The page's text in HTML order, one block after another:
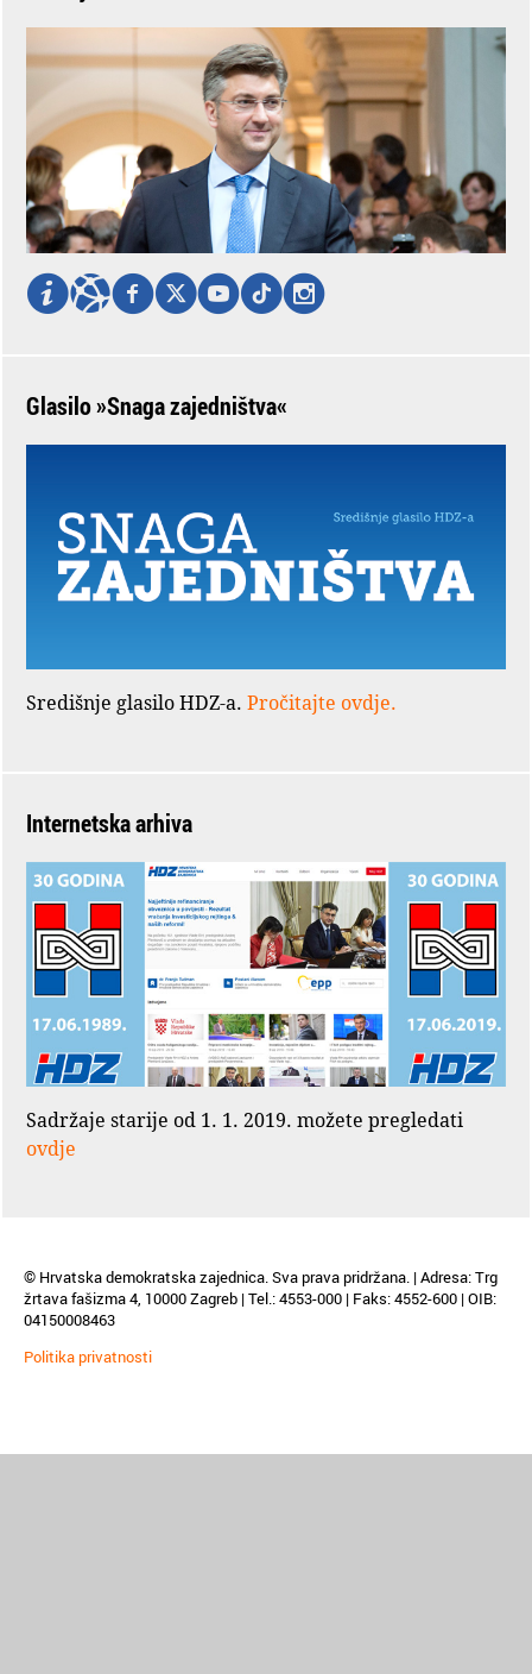
Glasilo »Snaga zajedništva«
Središnje glasilo HDZ-a. Pročitajte ovdje.
Internetska arhiva
Sadržaje starije od 1. 1. 2019. možete pregledati
ovdje
© Hrvatska demokratska zajednica. Sva prava pridržana. | Adresa: Trg
žrtava fašizma 4, 10000 Zagreb | Tel.: 4553-000 | Faks: 4552-600 | OIB:
04150008463
Politika privatnosti